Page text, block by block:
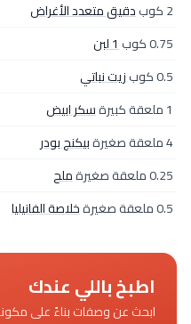
2 كوب
دقيق متعدد الأغراض
0.75 كوب
1 لبن
0.5 كوب
زيت نباتي
1 ملعقة كبيرة
سكر ابيض
4 ملعقة صغيرة
بيكنج بودر
0.25 ملعقة صغيرة
ملح
0.5 ملعقة صغيرة
خلاصة الفانيليا
اطبخ باللي عندك
ابحث عن وصفات بناءً على